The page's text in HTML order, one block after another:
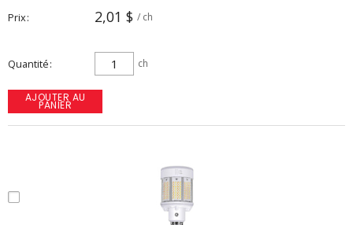
Prix 2,01 $ / ch
Quantité ch
AJOUTER AU
PANIER